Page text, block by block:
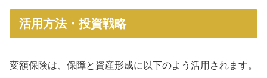
活用方法・投資戦略
変額保険は、保障と資産形成に以下のよう活用されます。